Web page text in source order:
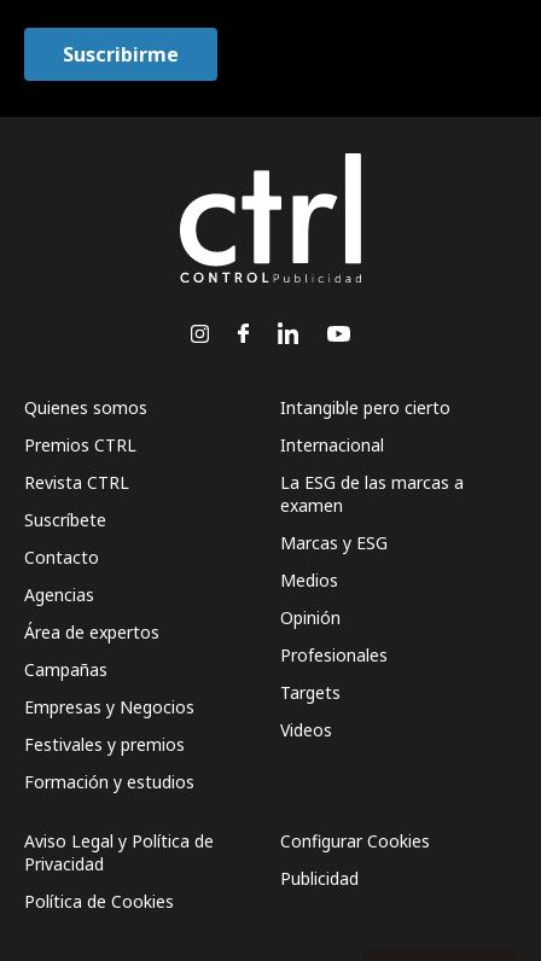
Quienes somos
Premios CTRL
Revista CTRL
Suscríbete
Contacto
Agencias
Área de expertos
Campañas
Empresas y Negocios
Festivales y premios
Formación y estudios
Intangible pero cierto
Internacional
La ESG de las marcas a
examen
Marcas y ESG
Medios
Opinión
Profesionales
Targets
Videos
Aviso Legal y Política de
Privacidad
Política de Cookies
Configurar Cookies
Publicidad